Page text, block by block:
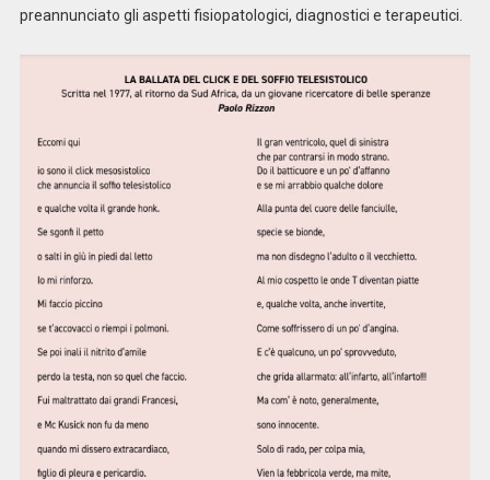
preannunciato gli aspetti fisiopatologici, diagnostici e terapeutici.